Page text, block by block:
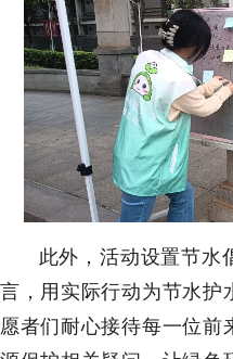
此外，活动设置节水
言，用实际行动为节水护
愿者们耐心接待每一位前